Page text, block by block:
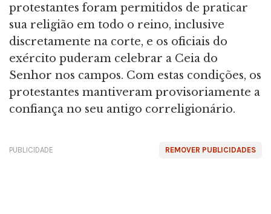
protestantes foram permitidos de praticar
sua religião em todo o reino, inclusive
discretamente na corte, e os oficiais do
exército puderam celebrar a Ceia do
Senhor nos campos. Com estas condições, os
protestantes mantiveram provisoriamente a
confiança no seu antigo correligionário.
REMOVER PUBLICIDADES
PUBLICIDADE